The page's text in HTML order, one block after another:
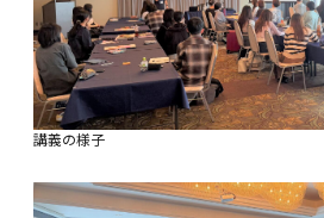
講義の様子